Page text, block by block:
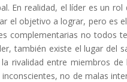
En realidad, el líder es un
el objetivo a lograr, pero es
complementarias no todos
también existe el lugar del
rivalidad entre miembros
no de malas